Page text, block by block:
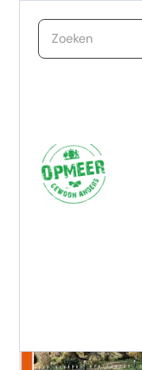
zoeken